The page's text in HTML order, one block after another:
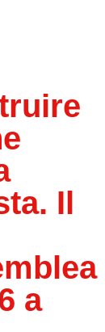
Il
a